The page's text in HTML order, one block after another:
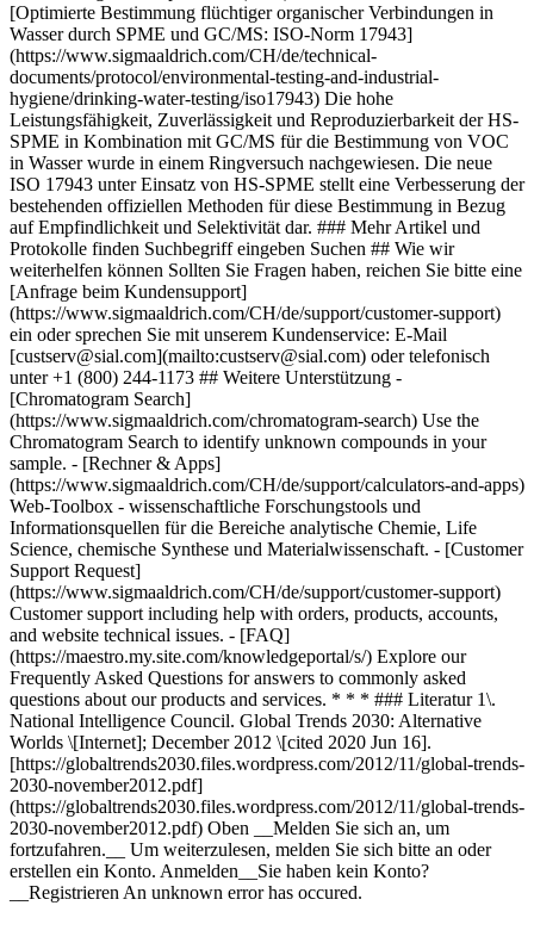
* * * ### Literatur 1\.
National Intelligence Council. Global Trends 2030: Alternative
Worlds \[Internet]; December 2012 \[cited 2020 Jun 16].
[https://globaltrends2030.files.wordpress.com/2012/11/global-trends-
2030-november2012.pdf]
(https://globaltrends2030.files.wordpress.com/2012/11/global-trends-
2030-november2012.pdf) Oben __Melden Sie sich an, um
fortzufahren.__ Um weiterzulesen, melden Sie sich bitte an oder
erstellen ein Konto. Anmelden__Sie haben kein Konto?
__Registrieren An unknown error has occured.